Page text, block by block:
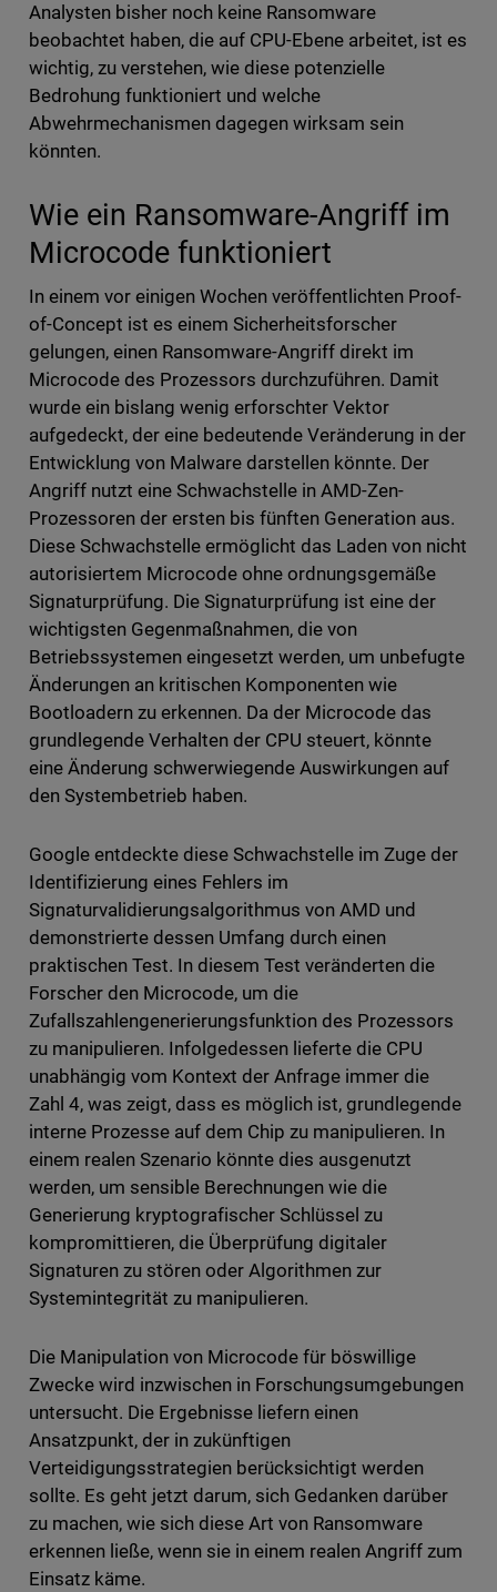
Analysten bisher noch keine Ransomware
beobachtet haben, die auf CPU-Ebene arbeitet, ist es
wichtig, zu verstehen, wie diese potenzielle
Bedrohung funktioniert und welche
Abwehrmechanismen dagegen wirksam sein
könnten.
Wie ein Ransomware-Angriff im
Microcode funktioniert
In einem vor einigen Wochen veröffentlichten Proof-
of-Concept ist es einem Sicherheitsforscher
gelungen, einen Ransomware-Angriff direkt im
Microcode des Prozessors durchzuführen. Damit
wurde ein bislang wenig erforschter Vektor
aufgedeckt, der eine bedeutende Veränderung in der
Entwicklung von Malware darstellen könnte. Der
Angriff nutzt eine Schwachstelle in AMD-Zen-
Prozessoren der ersten bis fünften Generation aus.
Diese Schwachstelle ermöglicht das Laden von nicht
autorisiertem Microcode ohne ordnungsgemäße
Signaturprüfung. Die Signaturprüfung ist eine der
wichtigsten Gegenmaßnahmen, die von
Betriebssystemen eingesetzt werden, um unbefugte
Änderungen an kritischen Komponenten wie
Bootloadern zu erkennen. Da der Microcode das
grundlegende Verhalten der CPU steuert, könnte
eine Änderung schwerwiegende Auswirkungen auf
den Systembetrieb haben.
Google entdeckte diese Schwachstelle im Zuge der
Identifizierung eines Fehlers im
Signaturvalidierungsalgorithmus von AMD und
demonstrierte dessen Umfang durch einen
praktischen Test. In diesem Test veränderten die
Forscher den Microcode, um die
Zufallszahlengenerierungsfunktion des Prozessors
zu manipulieren. Infolgedessen lieferte die CPU
unabhängig vom Kontext der Anfrage immer die
Zahl 4, was zeigt, dass es möglich ist, grundlegende
interne Prozesse auf dem Chip zu manipulieren. In
einem realen Szenario könnte dies ausgenutzt
werden, um sensible Berechnungen wie die
Generierung kryptografischer Schlüssel zu
kompromittieren, die Überprüfung digitaler
Signaturen zu stören oder Algorithmen zur
Systemintegrität zu manipulieren.
Die Manipulation von Microcode für böswillige
Zwecke wird inzwischen in Forschungsumgebungen
untersucht. Die Ergebnisse liefern einen
Ansatzpunkt, der in zukünftigen
Verteidigungsstrategien berücksichtigt werden
sollte. Es geht jetzt darum, sich Gedanken darüber
zu machen, wie sich diese Art von Ransomware
erkennen ließe, wenn sie in einem realen Angriff zum
Einsatz käme.